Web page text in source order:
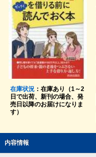
在庫状況：在庫あり（1～2
日で出荷、新刊の場合、発
売日以降のお届けになりま
す）
内容情報